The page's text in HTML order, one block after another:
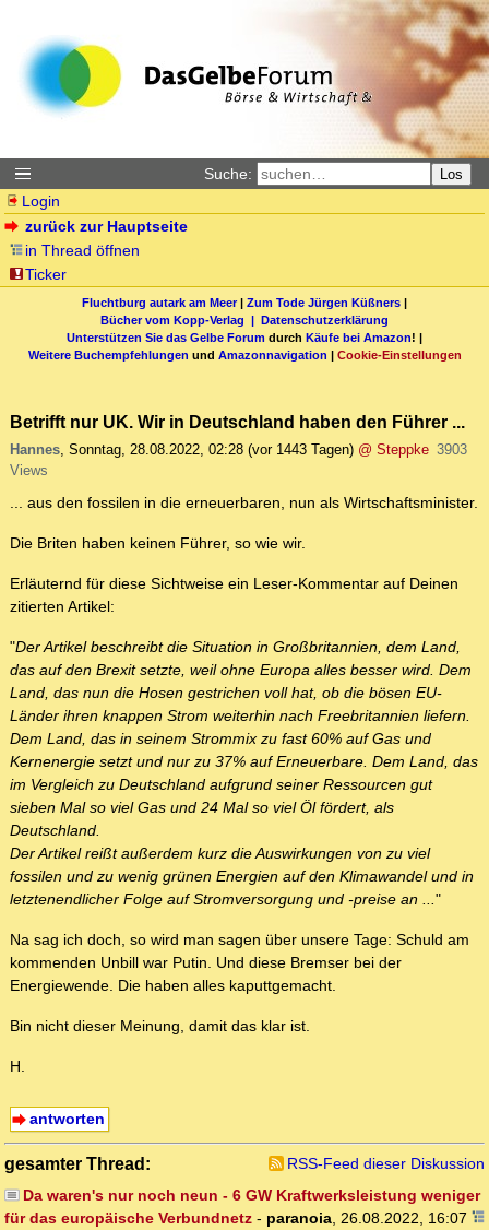
Suche: Los
Login
zurück zur Hauptseite
in Thread öffnen
Ticker
Fluchtburg autark am Meer| Zum Tode Jürgen Küßners |
Bücher vom Kopp-Verlag | Datenschutzerklärung
Unterstützen Sie das Gelbe Forum durch Käufe bei Amazon! |
Weitere Buchempfehlungen und Amazonnavigation | Cookie-Einstellungen
Betrifft nur UK. Wir in Deutschland haben den Führer ...
Hannes, Sonntag, 28.08.2022, 02:28 (vor 1443 Tagen) @ Steppke 3903
Views
... aus den fossilen in die erneuerbaren, nun als Wirtschaftsminister.
Die Briten haben keinen Führer, so wie wir.
Erläuternd für diese Sichtweise ein Leser-Kommentar auf Deinen
zitierten Artikel:
"Der Artikel beschreibt die Situation in Großbritannien, dem Land,
das auf den Brexit setzte, weil ohne Europa alles besser wird. Dem
Land, das nun die Hosen gestrichen voll hat, ob die bösen EU-
Länder ihren knappen Strom weiterhin nach Freebritannien liefern.
Dem Land, das in seinem Strommix zu fast 60% auf Gas und
Kernenergie setzt und nur zu 37% auf Erneuerbare. Dem Land, das
im Vergleich zu Deutschland aufgrund seiner Ressourcen gut
sieben Mal so viel Gas und 24 Mal so viel Öl fördert, als
Deutschland.
Der Artikel reißt außerdem kurz die Auswirkungen von zu viel
fossilen und zu wenig grünen Energien auf den Klimawandel und in
letztenendlicher Folge auf Stromversorgung und -preise an ..."
Na sag ich doch, so wird man sagen über unsere Tage: Schuld am
kommenden Unbill war Putin. Und diese Bremser bei der
Energiewende. Die haben alles kaputtgemacht.
Bin nicht dieser Meinung, damit das klar ist.
H.
antworten
gesamter Thread:
RSS-Feed dieser Diskussion
Da waren's nur noch neun - 6 GW Kraftwerksleistung weniger
für das europäische Verbundnetz - paranoia, 26.08.2022, 16:07